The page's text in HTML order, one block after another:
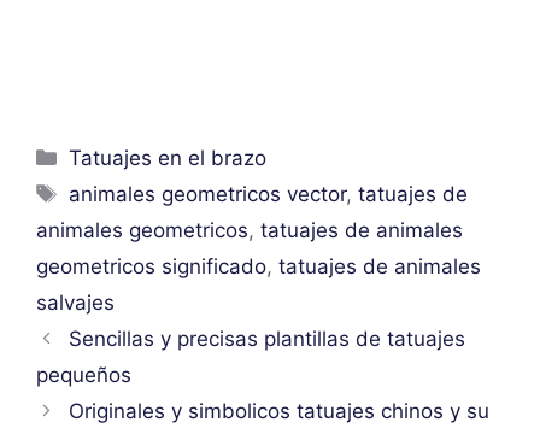
Categorías
Tatuajes en el brazo
Etiquetas
animales geometricos vector,tatuajes de
animales geometricos, tatuajes de animales
geometricos significado, tatuajes de animales
salvajes
Sencillas y precisas plantillas de tatuajes
pequeños
Originales y simbolicos tatuajes chinos y su